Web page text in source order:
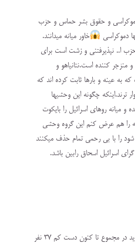
دموکراسی و حقوق بشر حماس و حزب
دموکراسی
خاور میانه میدانند.
ا.. نپذیرفتنی و زشت است برای
کننده است.نتانیاهو و
به عینه و بارها ثابت کرده اند که
ترند.اینکه چگونه این وحشیها
میانه روهای اسرائیل را بایکوت
را هم عرض کنم این گروه وحشی
را با بی رحمی تمام حذف میکنند
اسرائیل اسحاق رابین باشد.
بزرگوار یک‌گزارش بی بی سی می گوید در مجموع تا کنون دست کم ۳۷ نفر